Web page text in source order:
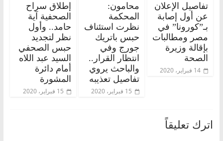
تفاصيل الإعلان
عن أول إصابة
بـ”كورونا” في
مصر ومطالبات
بإقالة وزيرة
الصحة
14 فبراير، 2020
محامون:
المحكمة
نظرت استئناف
حبس باتريك
جورج وفي
انتظار القرار..
والباحث يروي
تفاصيل تعذيبه
15 فبراير، 2020
إطلاق سراح
الصحفية آية
حامد.. وأول
نظر لتجديد
حبس الصحفي
السيد عبد اللاه
أمام دائرة
المشورة
15 فبراير، 2020
اترك تعليقاً